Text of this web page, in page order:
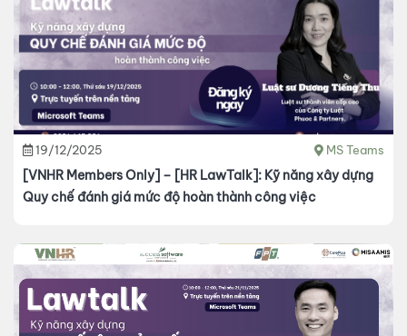
19/12/2025 MS Teams
[VNHR Members Only] – [HR LawTalk]: Kỹ năng xây dựng
Quy chế đánh giá mức độ hoàn thành công việc